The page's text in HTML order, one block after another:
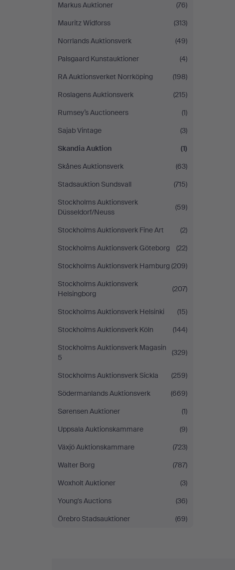
Markus Auktioner
(76)
Mauritz Widforss
(313)
Norrlands Auktionsverk
(49)
Palsgaard Kunstauktioner
(4)
RA Auktionsverket Norrköping
(198)
Roslagens Auktionsverk
(215)
Rumsey’s Auctioneers
(1)
Sajab Vintage
(3)
Skandia Auktion
(1)
Skånes Auktionsverk
(63)
Stadsauktion Sundsvall
(715)
Stockholms Auktionsverk
Düsseldorf/Neuss
(59)
Stockholms Auktionsverk Fine Art
(2)
Stockholms Auktionsverk Göteborg
(22)
Stockholms Auktionsverk Hamburg(209)
Stockholms Auktionsverk
Helsingborg
(207)
Stockholms Auktionsverk Helsinki
(15)
Stockholms Auktionsverk Köln
(144)
Stockholms Auktionsverk Magasin
5
(329)
Stockholms Auktionsverk Sickla
(259)
Södermanlands Auktionsverk
(669)
Sørensen Auktioner
(1)
Uppsala Auktionskammare
(9)
Växjö Auktionskammare
(723)
Walter Borg
(787)
Woxholt Auktioner
(3)
Young's Auctions
(36)
Örebro Stadsauktioner
(69)